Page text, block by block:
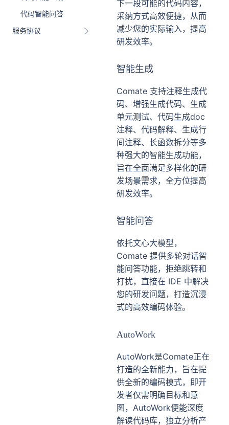
代码智能问答
服务协议
下一段可能的代码内容，
采纳方式高效便捷，从而
减少您的实际输入，提高
研发效率。
智能生成
Comate 支持注释生成代
码、增强生成代码、生成
单元测试、代码生成doc
注释、代码解释、生成行
间注释、长函数拆分等多
种强大的智能生成功能，
旨在全面满足多样化的研
发场景需求，全方位提高
研发效率。
智能问答
依托文心大模型，
Comate 提供多轮对话智
能问答功能，拒绝跳转和
打扰，直接在 IDE 中解决
您的研发问题，打造沉浸
式的高效编码体验。
AutoWork
AutoWork是Comate正在
打造的全新能力，旨在提
供全新的编码模式，即开
发者仅需明确目标和意
图，AutoWork便能深度
解读代码库，独立分析产